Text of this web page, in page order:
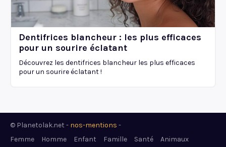
Dentifrices blancheur : les plus efficaces
pour un sourire éclatant
Découvrez les dentifrices blancheur les plus efficaces
pour un sourire éclatant !
© Planetolak.net - nos-mentions -
Femme
Homme Enfant Famille Santé
Animaux